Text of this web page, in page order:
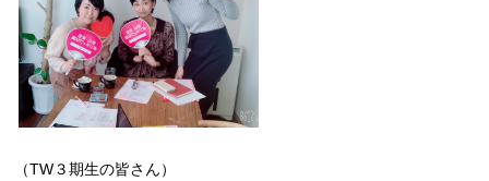
（TW３期生の皆さん）